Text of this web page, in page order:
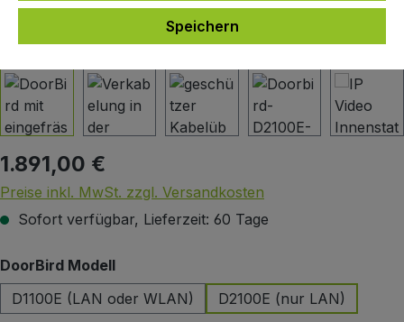
Regulärer Preis:
1.891,00 €
Preise inkl. MwSt. zzgl. Versandkosten
Sofort verfügbar, Lieferzeit: 60 Tage
DoorBird Modellauswählen
D1100E (LAN oder WLAN)
D2100E (nur LAN)
Speichern